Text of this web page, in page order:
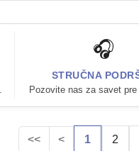
🎧
STRUČNA
Pozovite nas za savet pre
<< < 1 2